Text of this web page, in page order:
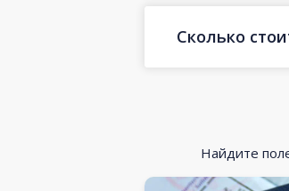
Сколько
Найдите